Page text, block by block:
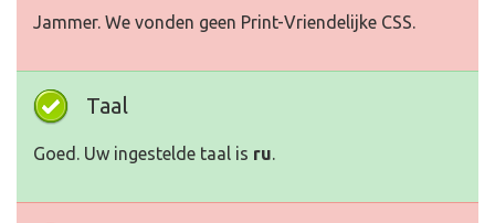
Jammer. We vonden geen Print-Vriendelijke CSS.
Taal
Goed. Uw ingestelde taal is ru.